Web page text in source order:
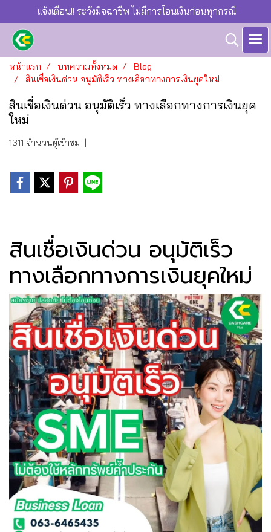
แจ้งเตือน!! ระวังมิจฉาชีพ ไม่มีการโอนเงินก่อนทุกกรณี
หน้าแรก บทความทั้งหมด
Blog
สินเชื่อเงินด่วน อนุมัติเร็ว ทางเลือกทางการเงินยุคใหม่
สินเชื่อเงินด่วน อนุมัติเร็ว ทางเลือกทางการเงินยุค
ใหม่
1311 จำนวนผู้เข้าชม |
สินเชื่อเงินด่วน อนุมัติเร็ว
ทางเลือกทางการเงินยุคใหม่